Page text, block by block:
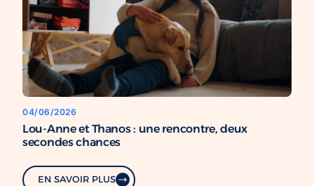
04/06/2026
Lou-Anne et Thanos : une rencontre, deux
secondes chances
EN SAVOIR PLUS